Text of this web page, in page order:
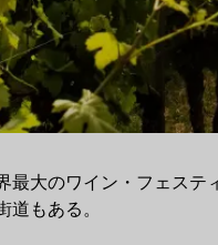
最大のワイン・フェス
もある。